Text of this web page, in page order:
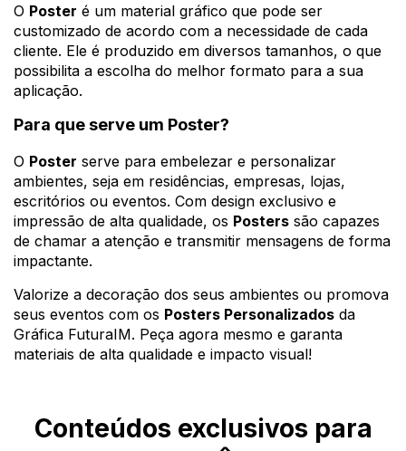
O Poster é um material gráfico que pode ser
customizado de acordo com a necessidade de cada
cliente. Ele é produzido em diversos tamanhos, o que
possibilita a escolha do melhor formato para a sua
aplicação.
Para que serve um Poster?
O Poster serve para embelezar e personalizar
ambientes, seja em residências, empresas, lojas,
escritórios ou eventos. Com design exclusivo e
impressão de alta qualidade, os Posters são capazes
de chamar a atenção e transmitir mensagens de forma
impactante.
Valorize a decoração dos seus ambientes ou promova
seus eventos com os Posters Personalizados da
Gráfica FuturaIM. Peça agora mesmo e garanta
materiais de alta qualidade e impacto visual!
Conteúdos exclusivos para